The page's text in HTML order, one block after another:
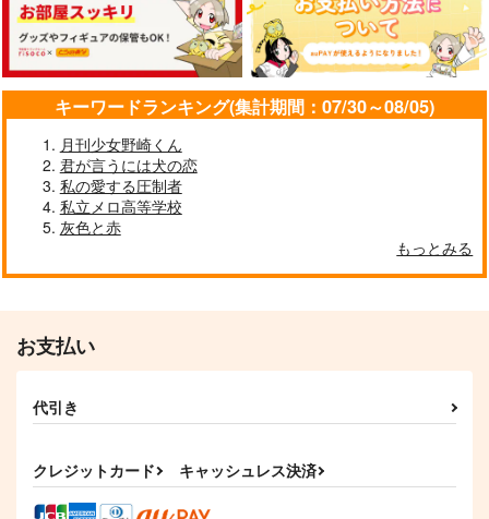
うさぎ、お届けしま
す。
蒼ゐ屋
787円（税込）
山田利吉×土井半助
サンプル
作品詳細
うさぎはうまくおどれ
ない
おかの鳥
572円（税込）
影片みか×斎宮宗
うさぎ姫は運命の番
ふくらすずめ本丸
1,100円（税込）
アスラン×カガリ
とある月が明るい夜に
ネコうさぎ
半人前の貴方へ
兎小屋
うさぎとうさぎとサボ
キーワードランキング(集計期間：07/30～08/05)
月刊少女野崎くん
君が言うには犬の恋
私の愛する圧制者
私立メロ高等学校
灰色と赤
もっとみる
お支払い
代引き
クレジットカード キャッシュレス決済